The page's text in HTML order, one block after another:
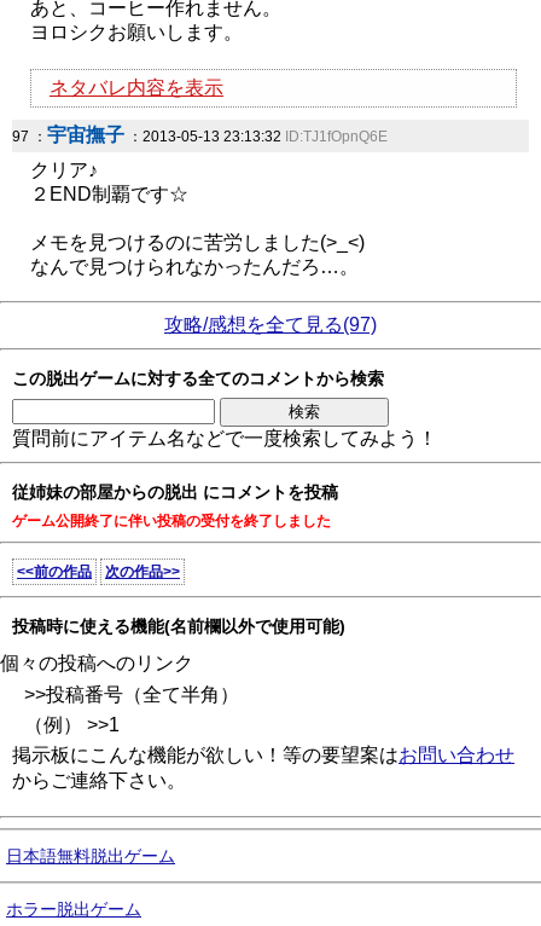
あと、コーヒー作れません。
ヨロシクお願いします。
ネタバレ内容を表示
97 ： 宇宙撫子 ：2013-05-13 23:13:32 ID:TJ1fOpnQ6E
クリア♪
２END制覇です☆
メモを見つけるのに苦労しました(>_<)
なんで見つけられなかったんだろ…。
攻略/感想を全て見る(97)
この脱出ゲームに対する全てのコメントから検索
質問前にアイテム名などで一度検索してみよう！
従姉妹の部屋からの脱出 にコメントを投稿
ゲーム公開終了に伴い投稿の受付を終了しました
<<前の作品 次の作品>>
投稿時に使える機能(名前欄以外で使用可能)
個々の投稿へのリンク
>>投稿番号（全て半角）
（例） >>1
掲示板にこんな機能が欲しい！等の要望案はお問い合わせ
からご連絡下さい。
日本語無料脱出ゲーム
ホラー脱出ゲーム